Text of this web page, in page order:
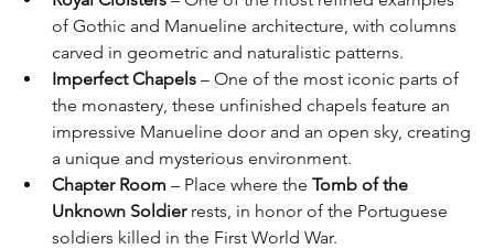
of Gothic and Manueline architecture, with columns
carved in geometric and naturalistic patterns.
Imperfect Chapels – One of the most iconic parts of
the monastery, these unfinished chapels feature an
impressive Manueline door and an open sky, creating
a unique and mysterious environment.
Chapter Room – Place where the Tomb of the
Unknown Soldier rests, in honor of the Portuguese
soldiers killed in the First World War.